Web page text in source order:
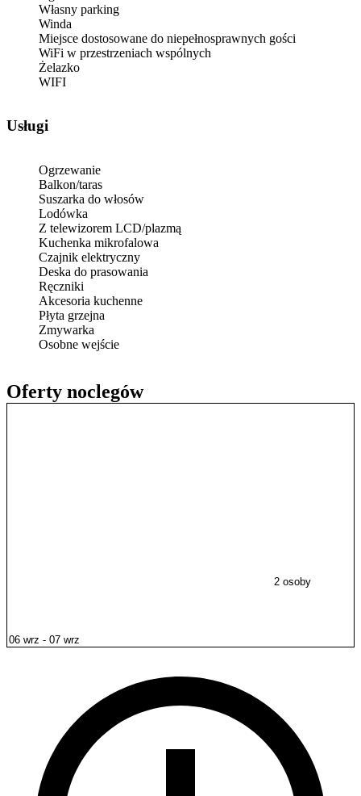
Oferty noclegów
2 osoby
Własny parking
Winda
Miejsce dostosowane do niepełnosprawnych gości
WiFi w przestrzeniach wspólnych
Żelazko
WIFI
Usługi
Ogrzewanie
Balkon/taras
Suszarka do włosów
Lodówka
Z telewizorem LCD/plazmą
Kuchenka mikrofalowa
Czajnik elektryczny
Deska do prasowania
Ręczniki
Akcesoria kuchenne
Płyta grzejna
Zmywarka
Osobne wejście